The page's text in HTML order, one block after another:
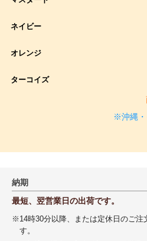
ネイビー
オレンジ
ターコイズ
※沖縄・
納期
最短、翌営業日の出荷です。
※14時30分以降、または定休日のご注
す。